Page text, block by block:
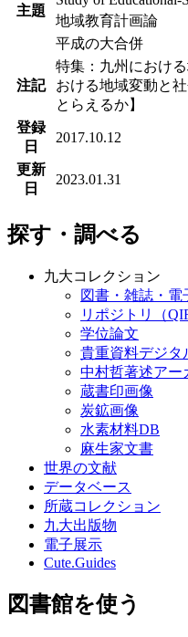
主題
地域教育計画論
平成の大合併
注記
特集：九州におけ
おける地域変動と
とらえるか】
登録
日
2017.10.12
更新
日
2023.01.31
探す・調べる
九大コレクション
図書・雑誌・
リポジトリ（
学位論文
貴重資料デジタ
中村哲著述アー
蔵書印画像
炭鉱画像
水素材料DB
麻生家文書
世界の文献
データベース
所蔵コレクション
九大出版物
電子展示
Cute.Guides
図書館を使う